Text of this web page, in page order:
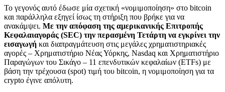
Το γεγονός αυτό έδωσε μία σχετική «νομιμοποίηση» στο bitcoin
και παράλληλα εξηγεί ίσως τη στήριξη που βρήκε για να
ανακάμψει. Με την απόφαση της αμερικανικής Επιτροπής
Κεφαλαιαγοράς (SEC) την περασμένη Τετάρτη να εγκρίνει την
εισαγωγή και διαπραγμάτευση στις μεγάλες χρηματιστηριακές
αγορές – Χρηματιστήριο Νέας Υόρκης, Nasdaq και Χρηματιστήριο
Παραγώγων του Σικάγο – 11 επενδυτικών κεφαλαίων (ETFs) με
βάση την τρέχουσα (spot) τιμή του bitcoin, η νομιμοποίηση για τα
crypto έγινε απόλυτη.